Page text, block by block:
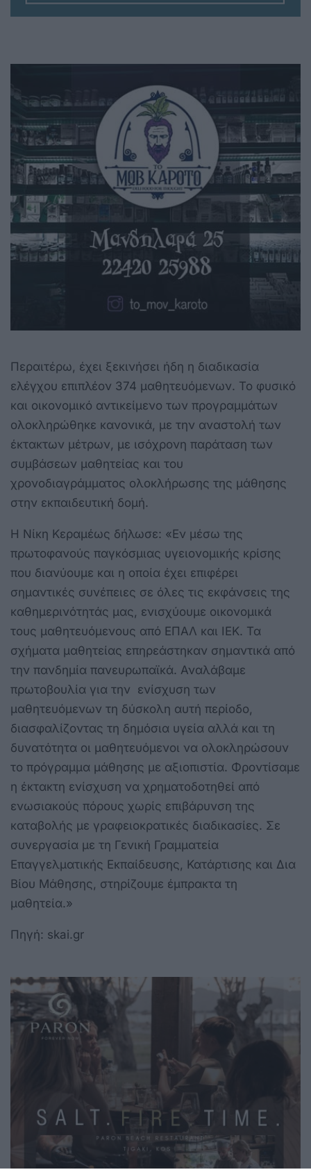
Περαιτέρω, έχει ξεκινήσει ήδη η διαδικασία
ελέγχου επιπλέον 374 μαθητευόμενων. Το φυσικό
και οικονομικό αντικείμενο των προγραμμάτων
ολοκληρώθηκε κανονικά, με την αναστολή των
έκτακτων μέτρων, με ισόχρονη παράταση των
συμβάσεων μαθητείας και του
χρονοδιαγράμματος ολοκλήρωσης της μάθησης
στην εκπαιδευτική δομή.
Η Νίκη Κεραμέως δήλωσε: «Εν μέσω της
πρωτοφανούς παγκόσμιας υγειονομικής κρίσης
που διανύουμε και η οποία έχει επιφέρει
σημαντικές συνέπειες σε όλες τις εκφάνσεις της
καθημερινότητάς μας, ενισχύουμε οικονομικά
τους μαθητευόμενους από ΕΠΑΛ και ΙΕΚ. Τα
σχήματα μαθητείας επηρεάστηκαν σημαντικά από
την πανδημία πανευρωπαϊκά. Αναλάβαμε
πρωτοβουλία για την ενίσχυση των
μαθητευόμενων τη δύσκολη αυτή περίοδο,
διασφαλίζοντας τη δημόσια υγεία αλλά και τη
δυνατότητα οι μαθητευόμενοι να ολοκληρώσουν
το πρόγραμμα μάθησης με αξιοπιστία. Φροντίσαμε
η έκτακτη ενίσχυση να χρηματοδοτηθεί από
ενωσιακούς πόρους χωρίς επιβάρυνση της
καταβολής με γραφειοκρατικές διαδικασίες. Σε
συνεργασία με τη Γενική Γραμματεία
Επαγγελματικής Εκπαίδευσης, Κατάρτισης και Δια
Βίου Μάθησης, στηρίζουμε έμπρακτα τη
μαθητεία.»
Πηγή: skai.gr